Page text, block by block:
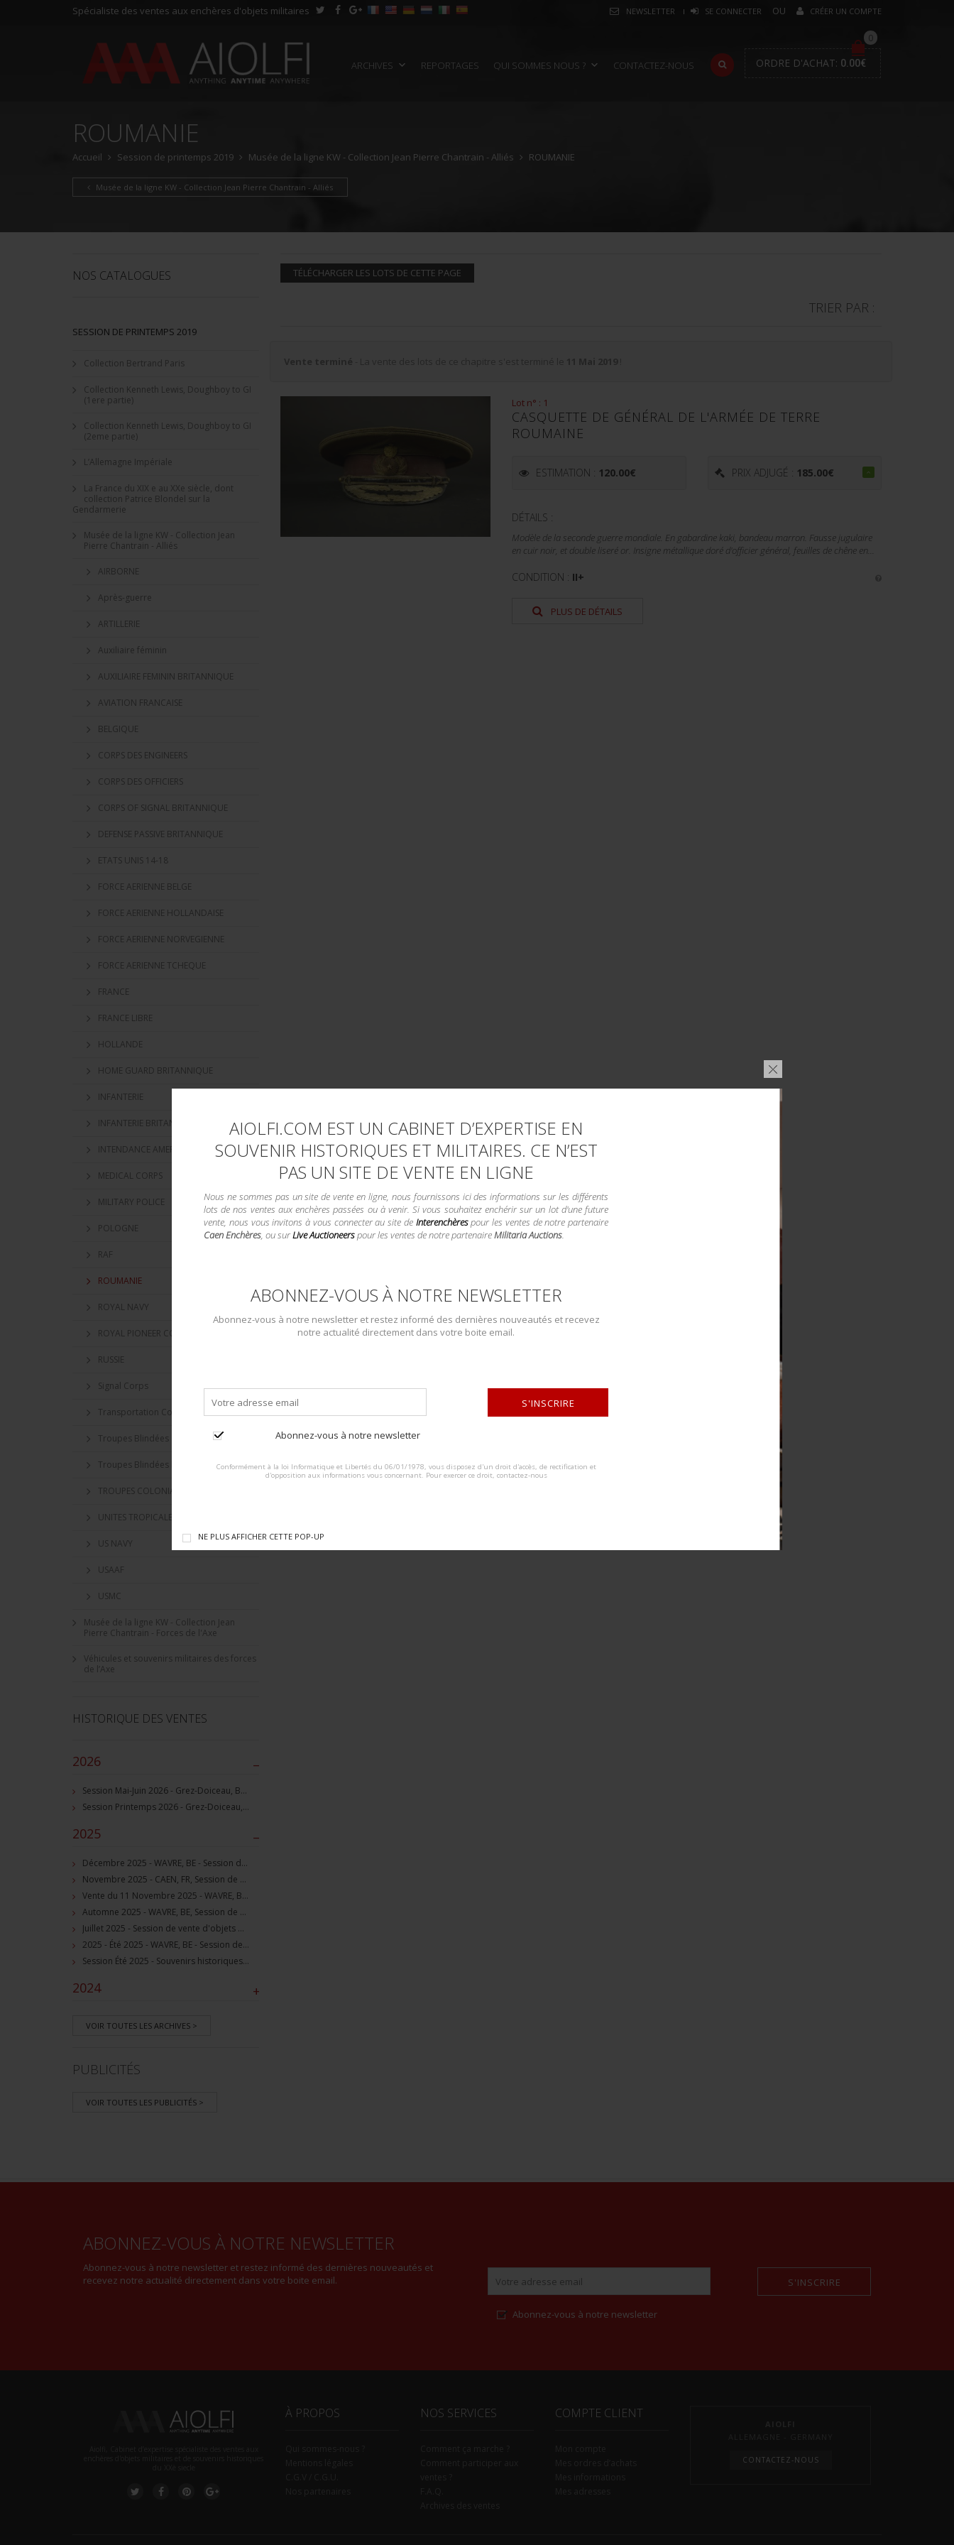
AIOLFI.COM EST UN CABINET D’EXPERTISE EN
SOUVENIR HISTORIQUES ET MILITAIRES. CE N’EST
PAS UN SITE DE VENTE EN LIGNE
Nous ne sommes pas un site de vente en ligne, nous fournissons ici des informations sur les différents
lots de nos ventes aux enchères passées ou à venir. Si vous souhaitez enchérir sur un lot d'une future
vente, nous vous invitons à vous connecter au site de Interenchèrespour les ventes de notre partenaire
Caen Enchères, ou surLive Auctioneerspour les ventes de notre partenaireMilitaria Auctions.
ABONNEZ-VOUS À NOTRE NEWSLETTER
Abonnez-vous à notre newsletter et restez informé des dernières nouveautés et recevez
notre actualité directement dans votre boite email.
Abonnez-vous à notre newsletter
S'INSCRIRE
Conformément à la loi Informatique et Libertés du 06/01/1978, vous disposez d'un droit d'accès, de rectification et
d'opposition aux informations vous concernant. Pour exercer ce droit, contactez-nous
NE PLUS AFFICHER CETTE POP-UP
Spécialiste des ventes aux enchères d'objets militaires NEWSLETTER SE CONNECTER CRÉER UN COMPTE
ARCHIVES REPORTAGES QUI SOMMES NOUS ? CONTACTEZ-NOUS
0
ORDRE D'ACHAT: 0.00€
ROUMANIE
Accueil Session de printemps 2019 Musée de la ligne KW - Collection Jean Pierre Chantrain - Alliés ROUMANIE
Musée de la ligne KW - Collection Jean Pierre Chantrain - Alliés
TÉLÉCHARGER LES LOTS DE CETTE PAGE
TRIER PAR :
Lot n° : 1
CASQUETTE DE GÉNÉRAL DE L'ARMÉE DE TERRE
ROUMAINE
ESTIMATION : 120.00€ PRIX ADJUGÉ : 185.00€
DÉTAILS :
Modèle de la seconde guerre mondiale. En gabardine kaki, bandeau marron. Fausse jugulaire
en cuir noir, et double liseré or. Insigne métallique doré d'officier général, feuilles de chêne en...
CONDITION : II+
PLUS DE DÉTAILS
NOS CATALOGUES
SESSION DE PRINTEMPS 2019
Collection Bertrand Paris
Collection Kenneth Lewis, Doughboy to GI
(1ere partie)
Collection Kenneth Lewis, Doughboy to GI
(2eme partie)
L’Allemagne Impériale
La France du XIX e au XXe siècle, dont
collection Patrice Blondel sur la
Gendarmerie
Musée de la ligne KW - Collection Jean
Pierre Chantrain - Alliés
AIRBORNE
Après-guerre
ARTILLERIE
Auxiliaire féminin
AUXILIAIRE FEMININ BRITANNIQUE
AVIATION FRANCAISE
BELGIQUE
CORPS DES ENGINEERS
CORPS DES OFFICIERS
CORPS OF SIGNAL BRITANNIQUE
DEFENSE PASSIVE BRITANNIQUE
ETATS UNIS 14-18
FORCE AERIENNE BELGE
FORCE AERIENNE HOLLANDAISE
FORCE AERIENNE NORVEGIENNE
FORCE AERIENNE TCHEQUE
FRANCE
FRANCE LIBRE
HOLLANDE
HOME GUARD BRITANNIQUE
INFANTERIE
INFANTERIE BRITANNIQUE
INTENDANCE AMERICAINE
MEDICAL CORPS
MILITARY POLICE
POLOGNE
RAF
ROUMANIE
ROYAL NAVY
ROYAL PIONEER CORPS
RUSSIE
Signal Corps
Transportation Corps
Troupes Blindées
Troupes Blindées britanniques
TROUPES COLONIALE
UNITES TROPICALES BRITANNIQUES
US NAVY
USAAF
USMC
Musée de la ligne KW - Collection Jean
Pierre Chantrain - Forces de l'Axe
Véhicules et souvenirs militaires des forces
de l’Axe
HISTORIQUE DES VENTES
–
2026
Session Mai-Juin 2026 - Grez-Doiceau, BE - Session de vente d'objets militaire et souvenirs historiques
Session Printemps 2026 - Grez-Doiceau, BE - Session de vente d'objets militaire et souvenirs historiques
–
2025
Décembre 2025 - WAVRE, BE - Session de vente d'objets militaire et souvenirs historiques
Novembre 2025 - CAEN, FR, Session de vente d'objets et souvenirs militaires
Vente du 11 Novembre 2025 - WAVRE, BE, avec Militaria Auction
Automne 2025 - WAVRE, BE, Session de vente d'objets militaire et souvenirs historiques
Juillet 2025 - Session de vente d'objets militaire et historiques, Wavre, BE
2025 - Été 2025 - WAVRE, BE - Session de vente d'objets militaire et souvenirs historiques
Session Été 2025 - Souvenirs historiques et militaires
+
2024
VOIR TOUTES LES ARCHIVES >
PUBLICITÉS
VOIR TOUTES LES PUBLICITÉS >
ABONNEZ-VOUS À NOTRE NEWSLETTER
Abonnez-vous à notre newsletter et restez informé des dernières nouveautés et
recevez notre actualité directement dans votre boite email.
Abonnez-vous à notre newsletter
S'INSCRIRE
À PROPOS NOS SERVICES COMPTE CLIENT
CONTACTEZ-NOUS